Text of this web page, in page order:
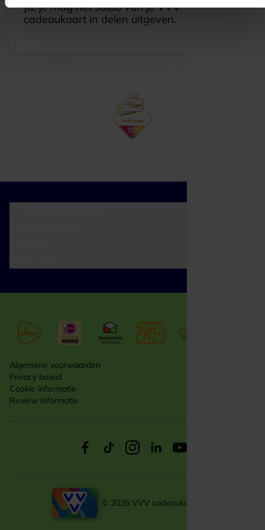
Ja, je mag het saldo van je VVV
cadeaukaart in delen uitgeven.
Algemene voorwaarden
Privacy beleid
Cookie informatie
Review informatie
© 2026 VVV cadeaukaarten